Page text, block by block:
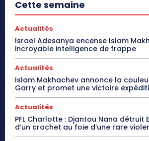
Cette semaine
Actualités
Israel Adesanya encense Islam
incroyable intelligence de frappe
Actualités
Islam Makhachev annonce la
Garry et promet une victoire
Actualités
PFL Charlotte : Djantou Nana détruit
d’un crochet au foie d’une rare